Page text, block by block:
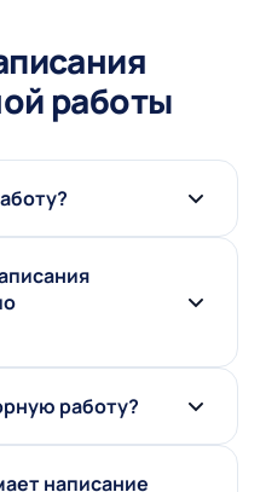
работы
работу?
написание